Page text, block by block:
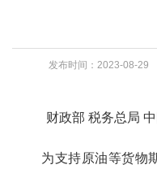
发布时间：2023-08-29
财政部 税务总局
为支持原油等货物